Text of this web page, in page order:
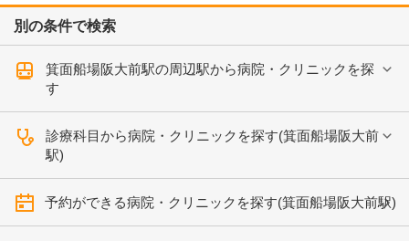
別の条件で検索
箕面船場阪大前駅の周辺駅から病院・クリニックを探
す
診療科目から病院・クリニックを探す(箕面船場阪大前
駅)
予約ができる病院・クリニックを探す(箕面船場阪大前駅)